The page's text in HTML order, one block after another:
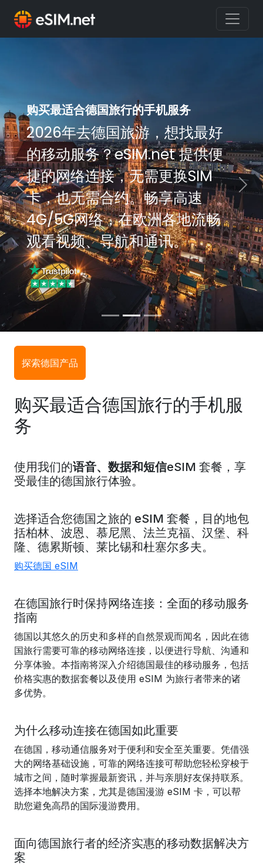
购买最适合德国旅行的手机服务
2026年去德国旅游，想找最好
的移动服务？eSIM.net 提供便
捷的网络连接，无需更换SIM
卡，也无需合约。畅享高速
4G/5G网络，在欧洲各地流畅
观看视频、导航和通讯。
购买最适合德国旅行的手机服务
2026年去德国旅游，想找最好
的移动服务？eSIM.net 提供便
捷的网络连接，无需更换SIM
卡，也无需合约。畅享高速
4G/5G网络，在欧洲各地流畅
观看视频、导航和通讯。
Previous Next
探索德国产品
购买最适合德国旅行的手机服
务
使用我们的语音、数据和短信eSIM 套餐，享
受最佳的德国旅行体验。
选择适合您德国之旅的 eSIM 套餐，目的地包
括柏林、 波恩、慕尼黑、法兰克福、 汉堡、科
隆、 德累斯顿、 莱比锡和杜塞尔多夫。
购买德国 eSIM
在德国旅行时保持网络连接：全面的移动服务
指南
德国以其悠久的历史和多样的自然景观而闻名，因此在德
国旅行需要可靠的移动网络连接，以便进行导航、沟通和
分享体验。本指南将深入介绍德国最佳的移动服务，包括
价格实惠的数据套餐以及使用 eSIM 为旅行者带来的诸
多优势。
为什么移动连接在德国如此重要
在德国，移动通信服务对于便利和安全至关重要。凭借强
大的网络基础设施，可靠的网络连接可帮助您轻松穿梭于
城市之间，随时掌握最新资讯，并与亲朋好友保持联系。
选择本地解决方案，尤其是德国漫游 eSIM 卡，可以帮
助您避免高昂的国际漫游费用。
面向德国旅行者的经济实惠的移动数据解决方
案